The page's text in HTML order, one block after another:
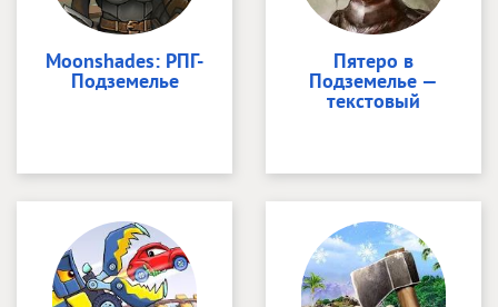
Moonshades: РПГ-
Подземелье
Пятеро в
Подземелье —
текстовый